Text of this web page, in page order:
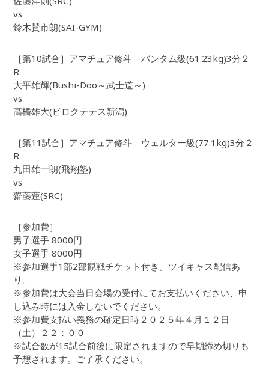
vs
鈴木賛市朗(SAI-GYM)
［第10試合］アマチュア修斗 バンタム級(61.23kg)3分２
R
大平雄輝(Bushi-Doo～武士道～)
vs
高橋雄大(ピロクテテス新潟)
［第11試合］アマチュア修斗 ウェルター級(77.1kg)3分２
R
丸田雄一朗(飛翔塾)
vs
齋藤蓮(SRC)
［参加費］
男子選手 8000円
女子選手 8000円
※参加選手1部2部観戦チケット付き。ツイキャス配信あ
り。
※参加費は大会当日会場の受付にてお支払いください、申
し込み時には入金しないでください。
※参加費支払い義務の確定日時２０２５年４月１２日
（土）２２：００
※試合数が15試合前後に限定されますので早期締め切りも
予想されます。ご了承ください。